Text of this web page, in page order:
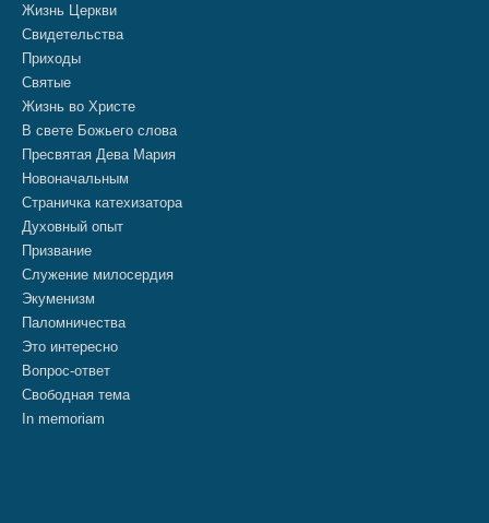
Жизнь Церкви
Свидетельства
Приходы
Святые
Жизнь во Христе
В свете Божьего слова
Пресвятая Дева Мария
Новоначальным
Страничка катехизатора
Духовный опыт
Призвание
Служение милосердия
Экуменизм
Паломничества
Это интересно
Вопрос-ответ
Свободная тема
In memoriam